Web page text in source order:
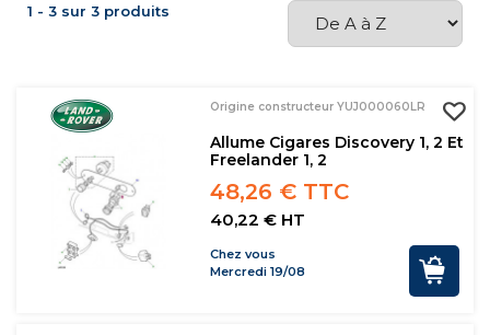
1 - 3 sur 3 produits
Origine constructeur YUJ000060LR
Allume Cigares Discovery 1, 2 Et
Freelander 1, 2
48,26 € TTC
40,22 € HT
Chez vous
Mercredi 19/08